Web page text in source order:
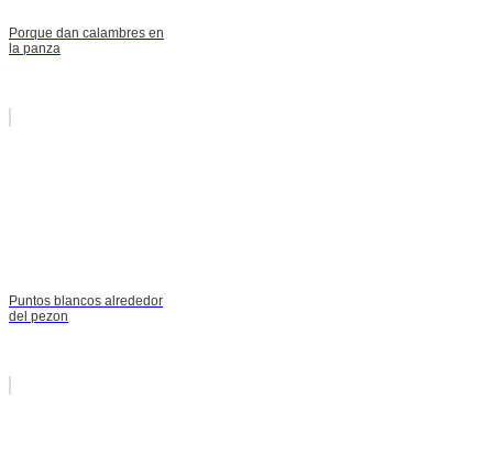
Porque dan calambres en
la panza
Puntos blancos alrededor
del pezon